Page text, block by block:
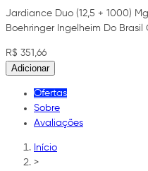
Jardiance Duo (12,5 + 1000)
Boehringer Ingelheim Do
R$ 351,66
Adicionar
Ofertas
Sobre
Avaliações
Início
>